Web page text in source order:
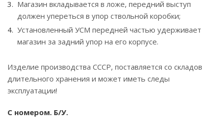
Магазин вкладывается в ложе, передний выступ
должен упереться в упор ствольной коробки;
Установленный УСМ передней частью удерживает
магазин за задний упор на его корпусе.
Изделие производства СССР, поставляется со складов
длительного хранения и может иметь следы
эксплуатации!
С номером. Б/У.